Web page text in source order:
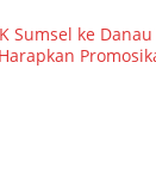
Sumsel ke
Harapkan